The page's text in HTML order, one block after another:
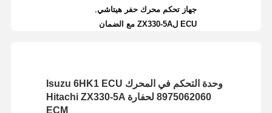
جهاز تحكم محرك حفر هيتاشي
ECU لZX330-5A مع الضمان
وحدة التحكم في المحرك Isuzu 6HK1 ECU
8975062060 لحفارة Hitachi ZX330-5A
ECM